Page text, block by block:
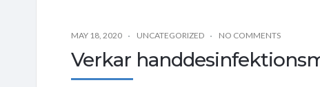
MAY 18, 2020 UNCATEGORIZED NO COMMENTS
Verkar